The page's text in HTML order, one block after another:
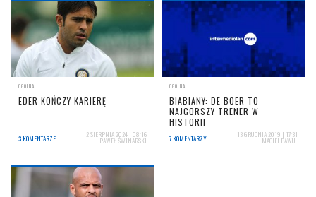
OGÓLNA
EDER KOŃCZY KARIERĘ
3 KOMENTARZE 2 SIERPNIA 2024 | 08:16
PAWEŁ ŚWINARSKI
OGÓLNA
BIABIANY: DE BOER TO
NAJGORSZY TRENER W
HISTORII
7 KOMENTARZY 13 GRUDNIA 2019 | 17:31
MACIEJ PAWUL